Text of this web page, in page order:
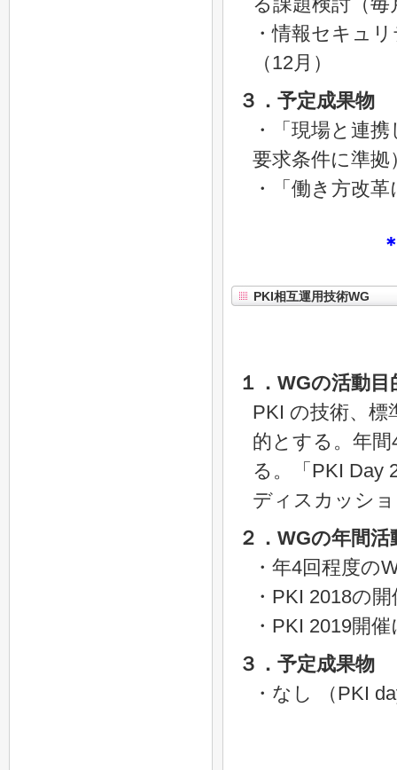
・情報セキュ
（12月）
３．予定成果物
・「現場と連
要求条件に準拠
・「働き方改
PKI相互運用技術WG
１．WGの活動目
PKI の技術、標
的とする。年
る。「PKI Day
ディスカッシ
２．WGの年間活
・年4回程度の
・PKI 2018の開
・PKI 2019開
３．予定成果物
・なし （PKI